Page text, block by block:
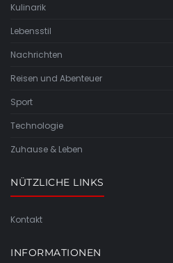
Kulinarik
Lebensstil
Nachrichten
Reisen und Abenteuer
Sport
Technologie
Zuhause & Leben
NÜTZLICHE LINKS
Kontakt
INFORMATIONEN